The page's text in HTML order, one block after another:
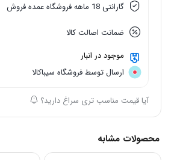
گارانتی 18 ماهه فروشگاه عمده فروش
ضمانت اصالت کالا
موجود در انبار
ارسال توسط فروشگاه سیباکالا
آیا قیمت مناسب تری سراغ دارید؟
محصولات مشابه